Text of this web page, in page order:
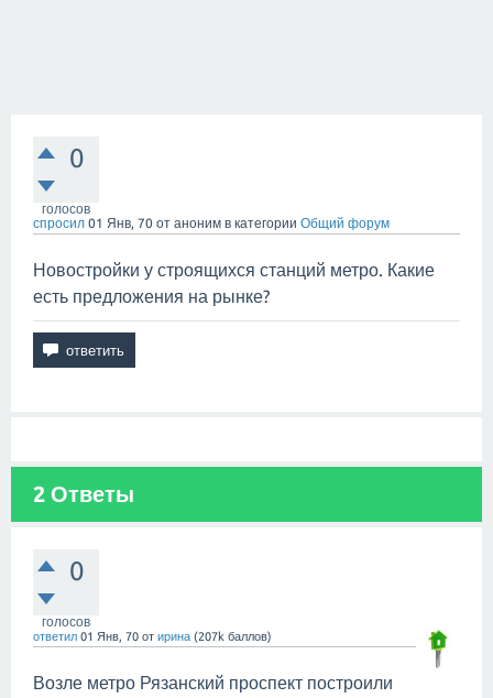
0
голосов
спросил 01 Янв, 70 от аноним в категории Общий форум
Новостройки у строящихся станций метро. Какие
есть предложения на рынке?
2 Ответы
0
голосов
ответил 01 Янв, 70 от ирина (207k баллов)
Возле метро Рязанский проспект построили